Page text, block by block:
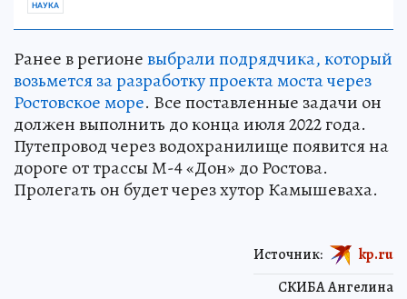
НАУКА
Ранее в регионевыбрали подрядчика, который
возьмется за разработку проекта моста через
Ростовское море. Все поставленные задачи он
должен выполнить до конца июля 2022 года.
Путепровод через водохранилище появится на
дороге от трассы М-4 «Дон» до Ростова.
Пролегать он будет через хутор Камышеваха.
СКИБА Ангелина
Источник: kp.ru